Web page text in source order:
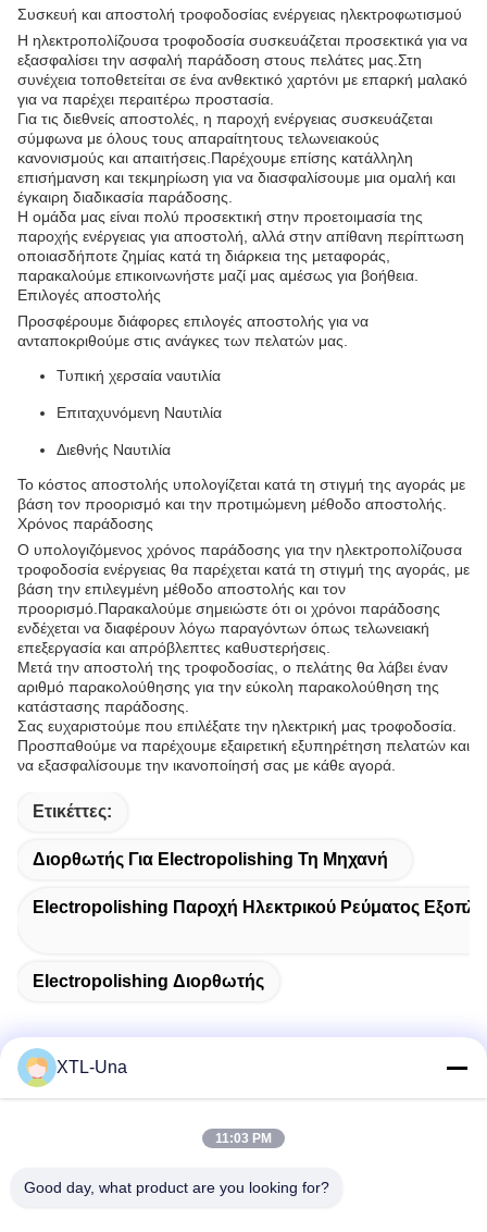
Συσκευή και αποστολή τροφοδοσίας ενέργειας ηλεκτροφωτισμού
Η ηλεκτροπολίζουσα τροφοδοσία συσκευάζεται προσεκτικά για να
εξασφαλίσει την ασφαλή παράδοση στους πελάτες μας.Στη
συνέχεια τοποθετείται σε ένα ανθεκτικό χαρτόνι με επαρκή μαλακό
για να παρέχει περαιτέρω προστασία.
Για τις διεθνείς αποστολές, η παροχή ενέργειας συσκευάζεται
σύμφωνα με όλους τους απαραίτητους τελωνειακούς
κανονισμούς και απαιτήσεις.Παρέχουμε επίσης κατάλληλη
επισήμανση και τεκμηρίωση για να διασφαλίσουμε μια ομαλή και
έγκαιρη διαδικασία παράδοσης.
Η ομάδα μας είναι πολύ προσεκτική στην προετοιμασία της
παροχής ενέργειας για αποστολή, αλλά στην απίθανη περίπτωση
οποιασδήποτε ζημίας κατά τη διάρκεια της μεταφοράς,
παρακαλούμε επικοινωνήστε μαζί μας αμέσως για βοήθεια.
Επιλογές αποστολής
Προσφέρουμε διάφορες επιλογές αποστολής για να
ανταποκριθούμε στις ανάγκες των πελατών μας.
Τυπική χερσαία ναυτιλία
Επιταχυνόμενη Ναυτιλία
Διεθνής Ναυτιλία
Το κόστος αποστολής υπολογίζεται κατά τη στιγμή της αγοράς με
βάση τον προορισμό και την προτιμώμενη μέθοδο αποστολής.
Χρόνος παράδοσης
Ο υπολογιζόμενος χρόνος παράδοσης για την ηλεκτροπολίζουσα
τροφοδοσία ενέργειας θα παρέχεται κατά τη στιγμή της αγοράς, με
βάση την επιλεγμένη μέθοδο αποστολής και τον
προορισμό.Παρακαλούμε σημειώστε ότι οι χρόνοι παράδοσης
ενδέχεται να διαφέρουν λόγω παραγόντων όπως τελωνειακή
επεξεργασία και απρόβλεπτες καθυστερήσεις.
Μετά την αποστολή της τροφοδοσίας, ο πελάτης θα λάβει έναν
αριθμό παρακολούθησης για την εύκολη παρακολούθηση της
κατάστασης παράδοσης.
Σας ευχαριστούμε που επιλέξατε την ηλεκτρική μας τροφοδοσία.
Προσπαθούμε να παρέχουμε εξαιρετική εξυπηρέτηση πελατών και
να εξασφαλίσουμε την ικανοποίησή σας με κάθε αγορά.
Ετικέττες:
Διορθωτής Για Electropolishing Τη Μηχανή
Electropolishing Παροχή Ηλεκτρικού Ρεύματος
Electropolishing Διορθωτής
Νο 327, δρόμος Xingye, ανατολική περιοχή βιομηχανίας,
XTL-Una
11:03 PM
Good day, what product are you looking for?